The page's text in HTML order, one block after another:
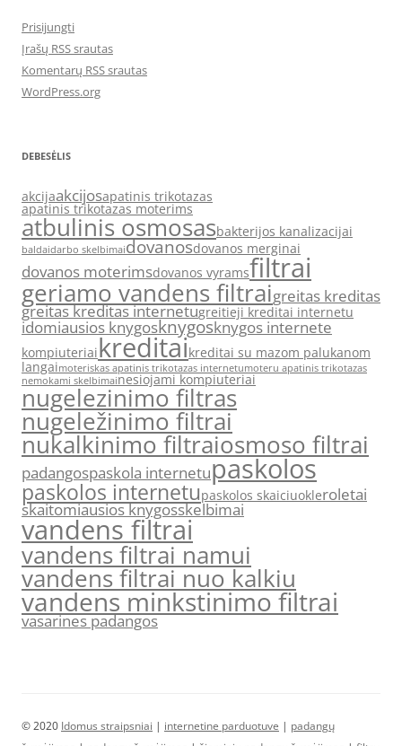
Prisijungti
Įrašų RSS srautas
Komentarų RSS srautas
WordPress.org
DEBESĖLIS
akcijaakcijosapatinis trikotazas
apatinis trikotazas moterims
atbulinis osmosasbakterijos kanalizacijai
baldaidarbo skelbimaidovanosdovanos merginai
dovanos moterimsdovanos vyramsfiltrai
geriamo vandens filtraigreitas kreditas
greitas kreditas internetugreitieji kreditai internetu
idomiausios knygosknygosknygos internete
kompiuteriaikreditaikreditai su mazom palukanom
langaimoteriskas apatinis trikotazas internetumoteru apatinis trikotazas
nemokami skelbimainesiojami kompiuteriai
nugelezinimo filtras
nugeležinimo filtrai
nukalkinimo filtraiosmoso filtrai
padangospaskola internetupaskolos
paskolos internetupaskolos skaiciuokleroletai
skaitomiausios knygosskelbimai
vandens filtrai
vandens filtrai namui
vandens filtrai nuo kalkiu
vandens minkstinimo filtrai
vasarines padangos
© 2020 Idomus straipsniai | internetine parduotuve | padangų